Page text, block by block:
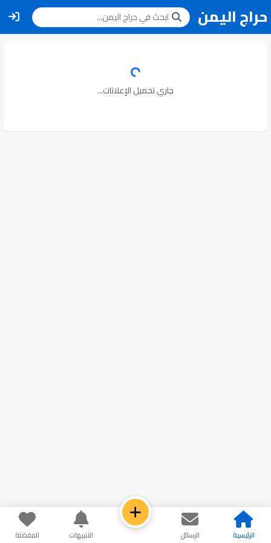
حراج اليمن
جاري تحميل الإعلانات...
الرئيسية الرسائل التنبيهات المفضلة